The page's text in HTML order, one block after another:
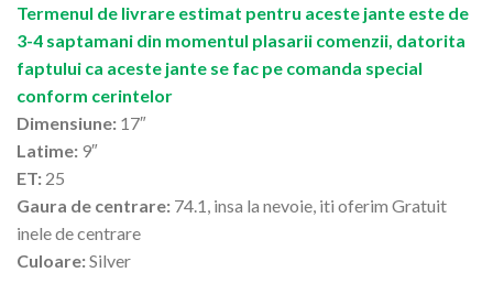
Termenul de livrare estimat pentru aceste jante este de
3-4 saptamani din momentul plasarii comenzii, datorita
faptului ca aceste jante se fac pe comanda special
conform cerintelor
Dimensiune: 17″
Latime: 9″
ET: 25
Gaura de centrare: 74.1, insa la nevoie, iti oferim Gratuit
inele de centrare
Culoare:Silver